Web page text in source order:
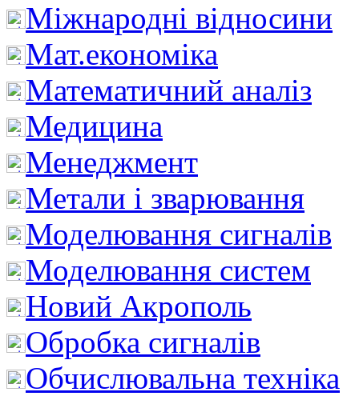
Міжнародні відносини
Мат.економіка
Математичний аналіз
Медицина
Менеджмент
Метали і зварювання
Моделювання сигналів
Моделювання систем
Новий Акрополь
Обробка сигналів
Обчислювальна техніка